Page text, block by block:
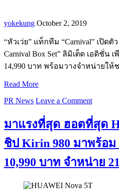
yokekung October 2, 2019
“หัวเว่ย” แท็กทีม “Carnival” เปิดตั
Carnival Box Set” ลิมิเต็ด เอดิชั่น
14,990 บาท พร้อมวางจำหน่ายใ
Read More
PR News Leave a Comment
มาแรงที่สุด ฮอตที่สุด
ชิป Kirin 980 มาพร้อม
10,990 บาท จำหน่าย